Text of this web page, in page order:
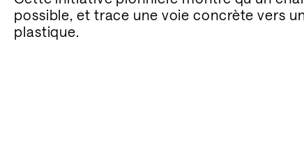
possible, et trace une voie concrète vers
plastique.